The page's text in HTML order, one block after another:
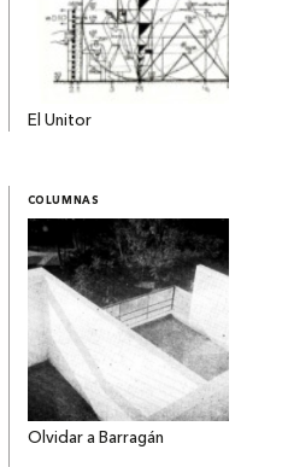
El Unitor
COLUMNAS
Olvidar a Barragán